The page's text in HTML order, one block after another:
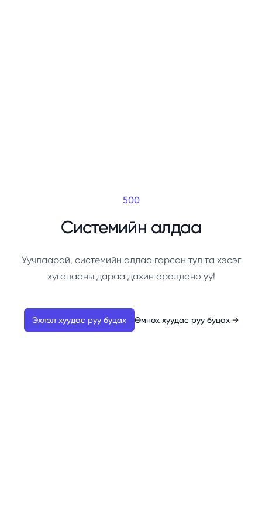
500
Системийн алдаа
Уучлаарай, системийн алдаа гарсан тул та хэсэг
хугацааны дараа дахин оролдоно уу!
Эхлэл хуудас руу буцах Өмнөх хуудас руу буцах →